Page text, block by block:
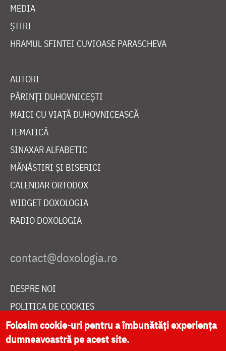
MEDIA
ȘTIRI
HRAMUL SFINTEI CUVIOASE PARASCHEVA
AUTORI
PĂRINȚI DUHOVNICEȘTI
MAICI CU VIAȚĂ DUHOVNICEASCĂ
TEMATICĂ
SINAXAR ALFABETIC
MĂNĂSTIRI ȘI BISERICI
CALENDAR ORTODOX
WIDGET DOXOLOGIA
RADIO DOXOLOGIA
DESPRE NOI
POLITICA DE COOKIES
DONEAZĂ ONLINE PENTRU CATEDRALA NAȚIONALĂ
Folosim cookie-uri pentru a îmbunătăți experiența
dumneavoastră pe acest site.